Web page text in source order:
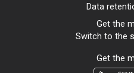
Data
Get the
Switch to the
Get the